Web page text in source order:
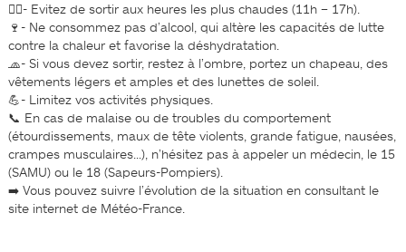
🚶‍♀️- Evitez de sortir aux heures les plus chaudes (11h – 17h).
🍷- Ne consommez pas d’alcool, qui altère les capacités de lutte
contre la chaleur et favorise la déshydratation.
🧢- Si vous devez sortir, restez à l’ombre, portez un chapeau, des
vêtements légers et amples et des lunettes de soleil.
💪- Limitez vos activités physiques.
📞 En cas de malaise ou de troubles du comportement
(étourdissements, maux de tête violents, grande fatigue, nausées,
crampes musculaires…), n’hésitez pas à appeler un médecin, le 15
(SAMU) ou le 18 (Sapeurs-Pompiers).
➡️ Vous pouvez suivre l’évolution de la situation en consultant le
site internet de Météo-France.